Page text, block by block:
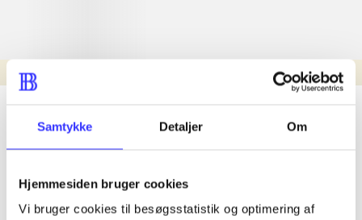
Samtykke Detaljer Om
Hjemmesiden bruger cookies
Vi bruger cookies til besøgsstatistik og optimering af
Nyhed
lorem ipsum dolor sit amet ...
lorem ipsum dolor sit amet ...